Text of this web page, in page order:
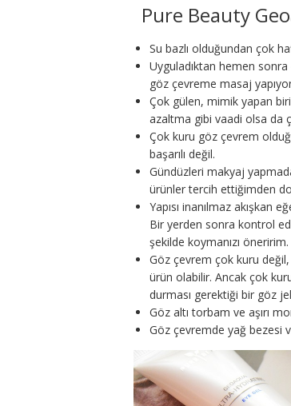
Pure Beauty
Su bazlı olduğundan çok
Uyguladıktan hemen
göz çevreme masaj
Çok gülen, mimik yapan
azaltma gibi vaadi olsa da
Çok kuru göz çevrem
başarılı değil.
Gündüzleri makyaj
ürünler tercih ettiğimden
Yapısı inanılmaz akışkan
Bir yerden sonra kontrol
şekilde koymanızı öneririm.
Göz çevrem çok kuru
ürün olabilir. Ancak çok
durması gerektiği bir göz
Göz altı torbam ve aşırı
Göz çevremde yağ bezesi